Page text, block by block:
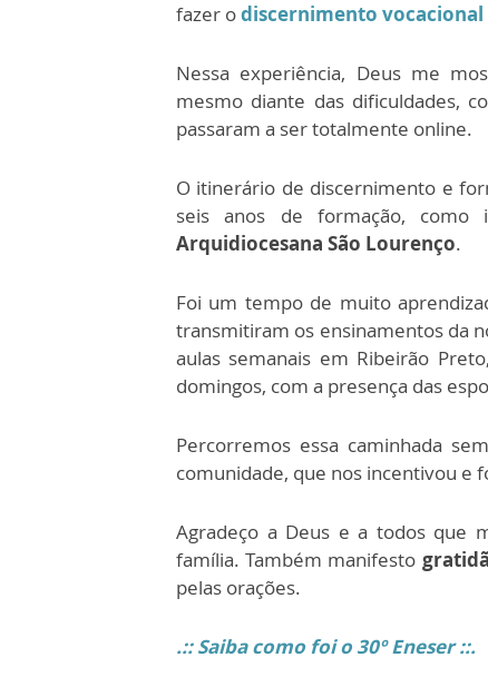
fazer odiscernimento vocacional
Nessa experiência, Deus me
mesmo diante das dificuldades,
passaram a ser totalmente online.
O itinerário de discernimento e
seis anos de formação, como
Arquidiocesana São Lourenço.
Foi um tempo de muito
transmitiram os ensinamentos da
aulas semanais em Ribeirão
domingos, com a presença das
Percorremos essa caminhada
comunidade, que nos incentivou e
Agradeço a Deus e a todos que
família. Também manifesto
pelas orações.
.:: Saiba como foi o 30º Eneser ::.